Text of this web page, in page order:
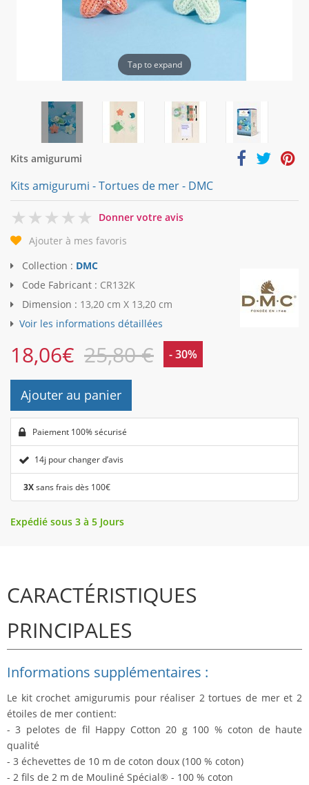
Tap to expand
Kits amigurumi
Kits amigurumi - Tortues de mer - DMC
0
Donner votre avis
Ajouter à mes favoris
Collection : DMC
Code Fabricant : CR132K
Dimension : 13,20 cm X 13,20 cm
Voir les informations détaillées
18,06€ 25,80 € - 30%
Ajouter au panier
Paiement 100% sécurisé
14j pour changer d’avis
3Xsans frais dès 100€
Expédié sous 3 à 5 Jours
CARACTÉRISTIQUES
PRINCIPALES
Informations supplémentaires :
Le kit crochet amigurumis pour réaliser 2 tortues de mer et 2
étoiles de mer contient:
- 3 pelotes de fil Happy Cotton 20 g 100 % coton de haute
qualité
- 3 échevettes de 10 m de coton doux (100 % coton)
- 2 fils de 2 m de Mouliné Spécial® - 100 % coton